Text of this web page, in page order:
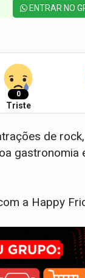
ENTRAR NO
0
Triste
de
gastronomia
a Happy